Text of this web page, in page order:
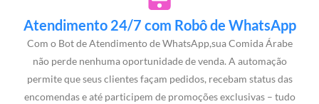
Atendimento 24/7 com Robô de WhatsApp
Com o Bot de Atendimento de WhatsApp,sua Comida Árabe
não perde nenhuma oportunidade de venda. A automação
permite que seus clientes façam pedidos, recebam status das
encomendas e até participem de promoções exclusivas – tudo